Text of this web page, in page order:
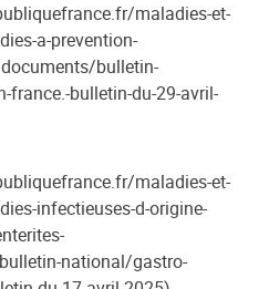
maladies-et-
a-prevention-
bulletin-
france.-bulletin-du-29-avril-
maladies-et-
infectieuses-d-origine-
national/gastro-